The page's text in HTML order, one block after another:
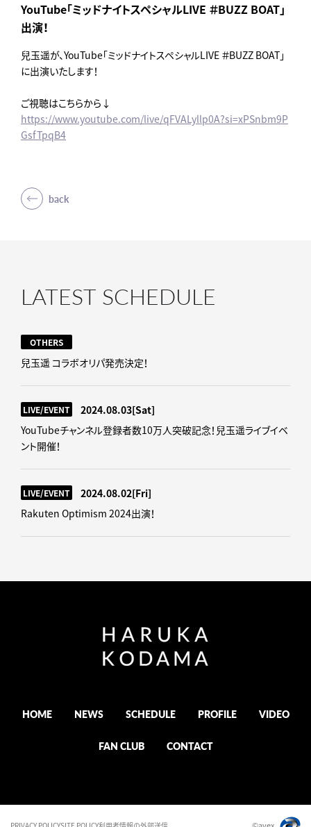
YouTube「ミッドナイトスペシャルLIVE ＃BUZZ BOAT」
出演！
兒玉遥が、YouTube「ミッドナイトスペシャルLIVE ＃BUZZ BOAT」
に出演いたします！
ご視聴はこちらから↓
https://www.youtube.com/live/qFVALyllp0A?si=xPSnbm9P
GsfTpqB4
back
LATEST SCHEDULE
OTHERS
兒玉遥 コラボオリパ発売決定！
LIVE/EVENT 2024.08.03[Sat]
YouTubeチャンネル登録者数10万人突破記念！兒玉遥ライブイベ
ント開催！
LIVE/EVENT 2024.08.02[Fri]
Rakuten Optimism 2024出演！
HOME NEWS SCHEDULE PROFILE VIDEO
FAN CLUB CONTACT